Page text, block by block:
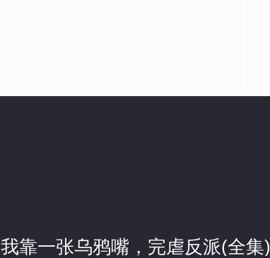
我靠一张乌鸦嘴，完虐反派(全集)